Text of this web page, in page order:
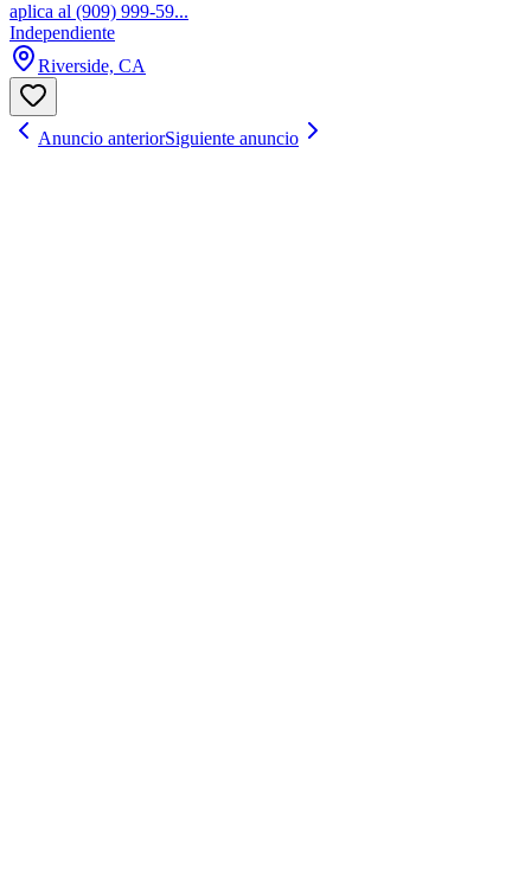
aplica al (909) 999-59...
Independiente
Riverside, CA
Anuncio anteriorSiguiente anuncio